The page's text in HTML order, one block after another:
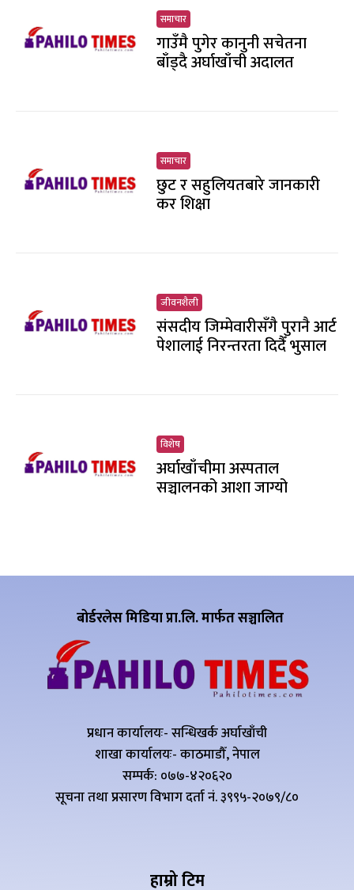
समाचार
गाउँमै पुगेर कानुनी सचेतना
बाँड्दै अर्घाखाँची अदालत
समाचार
छुट र सहुलियतबारे जानकारी
कर शिक्षा
जीवनशैली
संसदीय जिम्मेवारीसँगै पुरानै आर्ट
पेशालाई निरन्तरता दिदैँ भुसाल
विशेष
अर्घाखाँचीमा अस्पताल
सञ्चालनको आशा जाग्यो
बोर्डरलेस मिडिया प्रा.लि. मार्फत सञ्चालित
प्रधान कार्यालयः- सन्धिखर्क अर्घाखाँची
शाखा कार्यालयः- काठमाडौँ, नेपाल
सम्पर्क: ०७७-४२०६२०
सूचना तथा प्रसारण विभाग दर्ता नं. ३९९५-२०७९/८०
हाम्रो टिम